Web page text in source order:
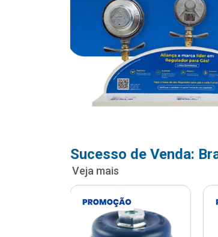
Sucesso de Venda:
Veja mais